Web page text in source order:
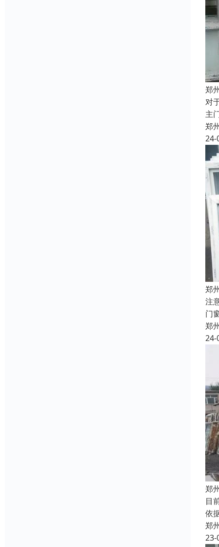
郑
对
主
郑
24-
郑
注
门
郑
24-
郑
目
依
郑
23-